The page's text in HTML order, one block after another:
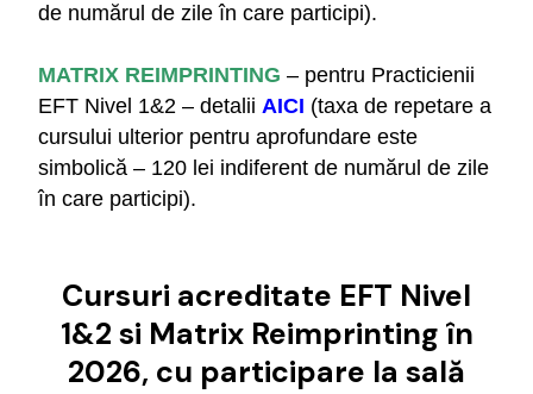
de numărul de zile în care participi).
MATRIX REIMPRINTING– pentru Practicienii
EFT Nivel 1&2 – detaliiAICI (taxa de repetare a
cursului ulterior pentru aprofundare este
simbolică – 120 lei indiferent de numărul de zile
în care participi).
Cursuri acreditate EFT Nivel
1&2 si Matrix Reimprinting în
2026, cu participare la sală